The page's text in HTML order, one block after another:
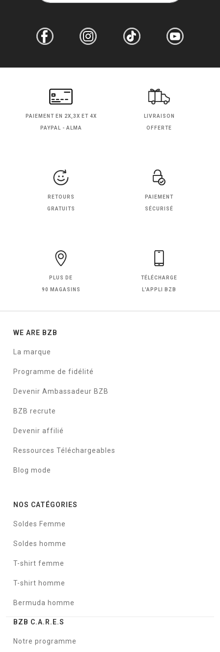
PAIEMENT EN 2X,3X ET 4X
PAYPAL - ALMA
LIVRAISON
OFFERTE
RETOURS
GRATUITS
PAIEMENT
SÉCURISÉ
PLUS DE
90 MAGASINS
TÉLÉCHARGE
L'APPLI BZB
WE ARE BZB
La marque
Programme de fidélité
Devenir Ambassadeur BZB
BZB recrute
Devenir affilié
Ressources Téléchargeables
Blog mode
NOS CATÉGORIES
Soldes Femme
Soldes homme
T-shirt femme
T-shirt homme
Bermuda homme
BZB C.A.R.E.S
Notre programme